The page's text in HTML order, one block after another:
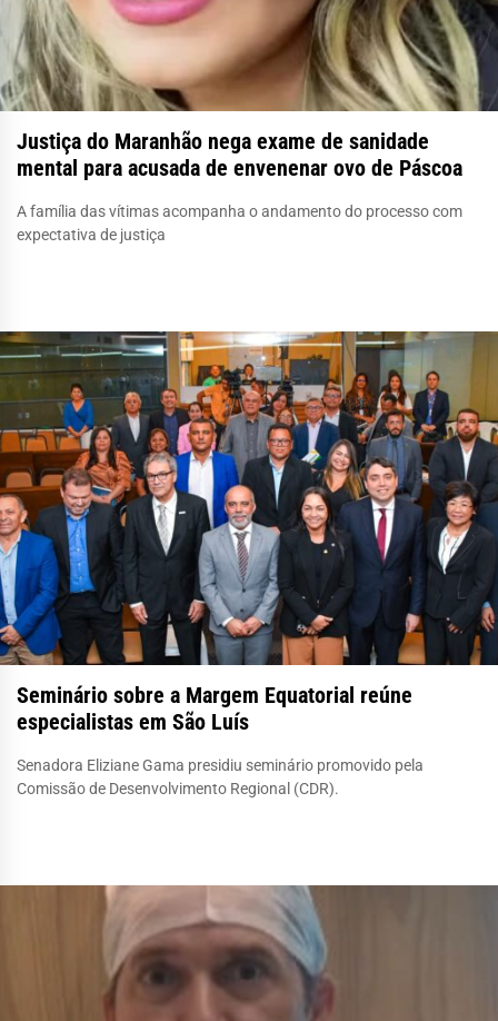
Justiça do Maranhão nega exame de sanidade
mental para acusada de envenenar ovo de Páscoa
A família das vítimas acompanha o andamento do processo com
expectativa de justiça
Seminário sobre a Margem Equatorial reúne
especialistas em São Luís
Senadora Eliziane Gama presidiu seminário promovido pela
Comissão de Desenvolvimento Regional (CDR).